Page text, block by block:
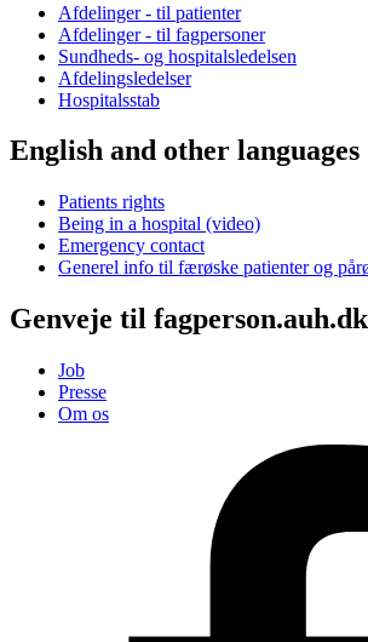
Afdelinger - til patienter
Afdelinger - til fagpersoner
Sundheds- og hospitalsledelsen
Afdelingsledelser
Hospitalsstab
English and other languages
Patients rights
Being in a hospital (video)
Emergency contact
Generel info til færøske patienter og
Genveje til fagperson.auh.dk
Job
Presse
Om os